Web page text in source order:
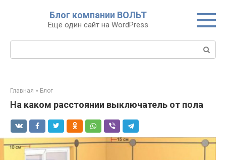
Блог компании ВОЛЬТ
Ещё один сайт на WordPress
Поиск:
Главная » Блог
На каком расстоянии выключатель от пола